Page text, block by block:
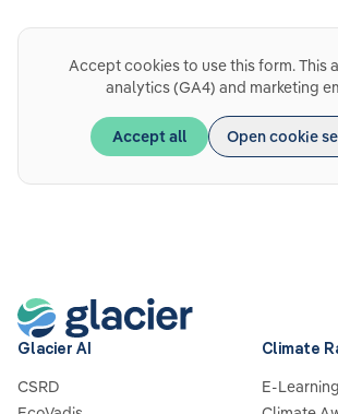
Accept cookies to use this form. This
analytics (GA4) and marketing
Accept all Open cookie
Glacier AI
CSRD
Climate
E-